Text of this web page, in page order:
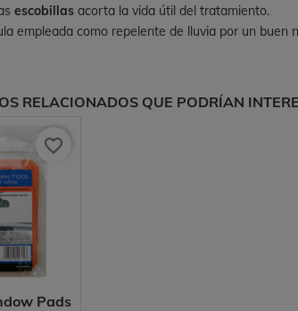
escobillas acorta la vida útil del tratamiento.
empleada como repelente de lluvia por un buen
RELACIONADOS QUE PODRÍAN
Pads
favorite_border